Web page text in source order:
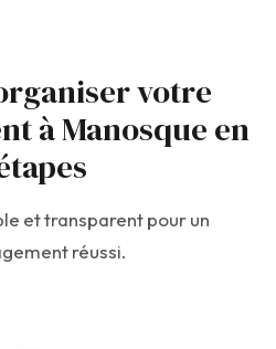
votre
à Manosque en
et transparent pour un
réussi.